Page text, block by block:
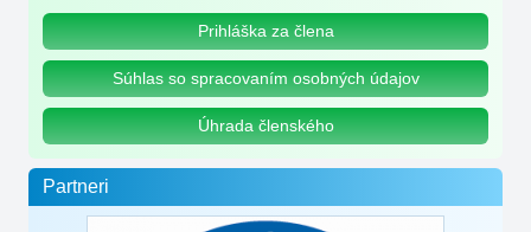
Prihláška za člena
Súhlas so spracovaním osobných údajov
Úhrada členského
Partneri